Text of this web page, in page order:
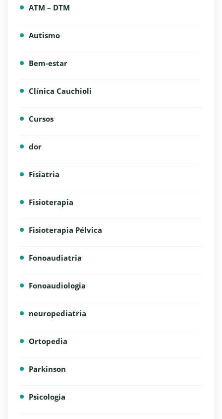
ATM – DTM
Autismo
Bem-estar
Clínica Cauchioli
Cursos
dor
Fisiatria
Fisioterapia
Fisioterapia Pélvica
Fonoaudiatria
Fonoaudiologia
neuropediatria
Ortopedia
Parkinson
Psicologia